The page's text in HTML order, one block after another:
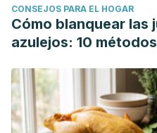
CONSEJOS PARA EL HOGAR
Cómo blanquear las
azulejos: 10